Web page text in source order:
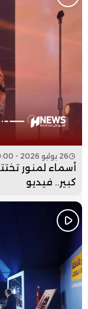
26 يوليو 2026 - 19:00
أسماء لمنور
كبير.. فيديو